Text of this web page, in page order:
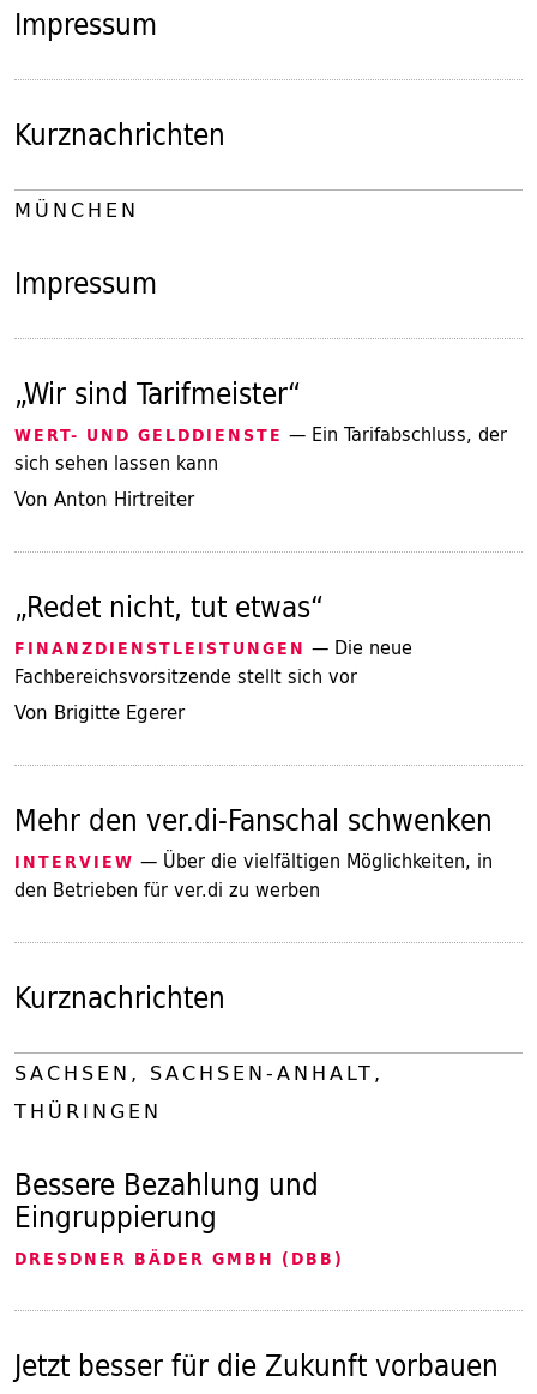
Impressum
Kurznachrichten
MÜNCHEN
Impressum
„Wir sind Tarifmeister“
WERT- UND GELDDIENSTE — Ein Tarifabschluss, der
sich sehen lassen kann
Von Anton Hirtreiter
„Redet nicht, tut etwas“
FINANZDIENSTLEISTUNGEN — Die neue
Fachbereichsvorsitzende stellt sich vor
Von Brigitte Egerer
Mehr den ver.di-Fanschal schwenken
INTERVIEW — Über die vielfältigen Möglichkeiten, in
den Betrieben für ver.di zu werben
Kurznachrichten
SACHSEN, SACHSEN-ANHALT,
THÜRINGEN
Bessere Bezahlung und
Eingruppierung
DRESDNER BÄDER GMBH (DBB)
Jetzt besser für die Zukunft vorbauen